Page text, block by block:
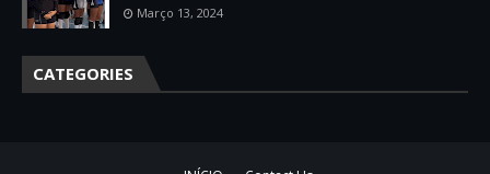
Março 13, 2024
CATEGORIES